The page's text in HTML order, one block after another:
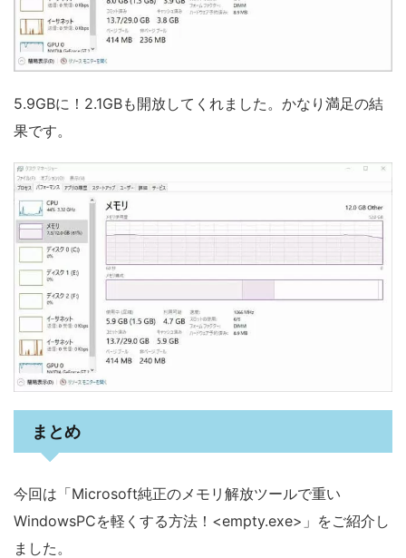
5.9GBに！2.1GBも開放してくれました。かなり満足の結
果です。
まとめ
今回は「Microsoft純正のメモリ解放ツールで重い
WindowsPCを軽くする方法！<empty.exe>」をご紹介し
ました。